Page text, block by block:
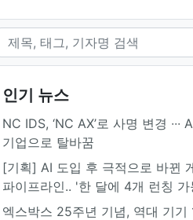
인기 뉴스
NC IDS, ‘NC AX’로 사명 변경 ∙∙∙
기업으로 탈바꿈
[기획] AI 도입 후 극적으로 바뀐
파이프라인.. '한 달에 4개 런칭 가
엑스박스 25주년 기념, 역대 기기